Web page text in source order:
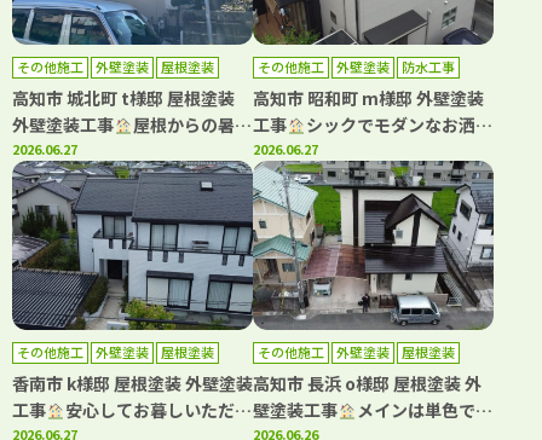
その他施工 外壁塗装 屋根塗装
高知市 城北町 t様邸 屋根塗装
外壁塗装工事
屋根からの暑さ
を軽減！！遮熱塗料で施工しま
した
2026.06.27
その他施工 外壁塗装 防水工事
高知市 昭和町 m様邸 外壁塗装
工事
シックでモダンなお洒落
ツートンはこの組み合わせ
2026.06.27
その他施工 外壁塗装
屋根塗装
防水工事
香南市 k様邸 屋根塗装 外壁塗装
工事
安心してお暮しいただけ
2026.06.27
その他施工 外壁塗装 屋根塗装
高知市 長浜 o様邸 屋根塗装 外
壁塗装工事
メインは単色で仕
2026.06.26